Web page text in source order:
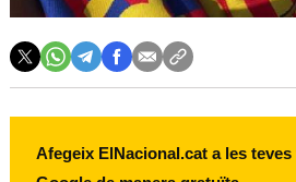
Afegeix ElNacional.cat a les